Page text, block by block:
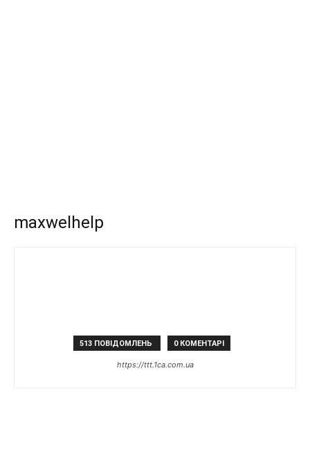
maxwelhelp
513 ПОВІДОМЛЕНЬ 0 КОМЕНТАРІ
https://ttt.1ca.com.ua